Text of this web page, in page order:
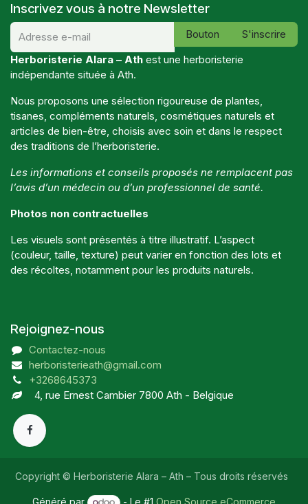
Inscrivez vous à notre Newsletter
Bouton
S'inscrire
Herboristerie Alara – Ath est une herboristerie
indépendante située à Ath.
Nous proposons une sélection rigoureuse de plantes,
tisanes, compléments naturels, cosmétiques naturels et
articles de bien-être, choisis avec soin et dans le respect
des traditions de l’herboristerie.
Les informations et conseils proposés ne remplacent pas
l’avis d’un médecin ou d’un professionnel de santé.
Photos non contractuelles
Les visuels sont présentés à titre illustratif. L’aspect
(couleur, taille, texture) peut varier en fonction des lots et
des récoltes, notamment pour les produits naturels.
Rejoignez-nous
Contactez-nous
herboristerieath@gmail.com
+3268645373
4, rue Ernest Cambier 7800 Ath - Belgique
Copyright © Herboristerie Alara – Ath – Tous droits réservés